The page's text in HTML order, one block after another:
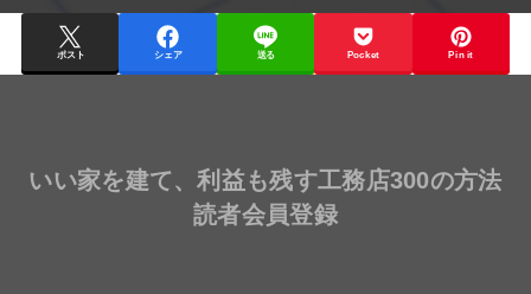
ポスト シェア 送る Pocket Pin it
いい家を建て、利益も残す工務店300の方法
読者会員登録